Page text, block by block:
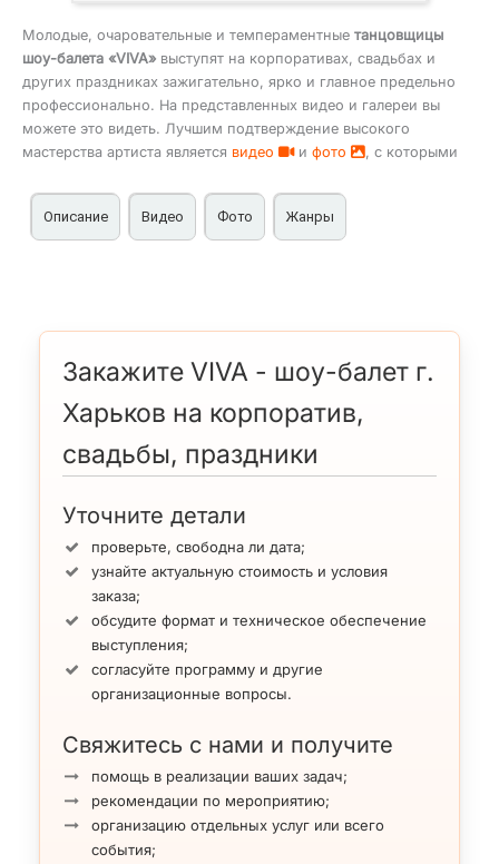
Молодые, очаровательные и темпераментные танцовщицы
шоу-балета «VIVA» выступят на корпоративах, свадьбах и
других праздниках зажигательно, ярко и главное предельно
профессионально. На представленных видео и галереи вы
можете это видеть. Лучшим подтверждение высокого
мастерства артиста является видео и фото , с которыми
Описание Видео Фото Жанры
искусства, кантри, ганста и другие которые
выражаются и программами с адекватным
названием.
Программа шоу-балета прекрасно подходят для
тематических вечеринках и свадьбах, которые могут
быть одноименными.
Также участницы
работают какpj.
Закажите VIVA - шоу-балет г.
Харьков на корпоратив,
свадьбы, праздники
Уточните детали
проверьте, свободна ли дата;
узнайте актуальную стоимость и условия
заказа;
обсудите формат и техническое обеспечение
выступления;
согласуйте программу и другие
организационные вопросы.
Свяжитесь с нами и получите
помощь в реализации ваших задач;
рекомендации по мероприятию;
организацию отдельных услуг или всего
события;